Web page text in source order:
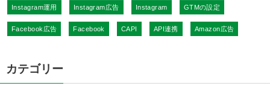
Instagram運用 Instagram広告 Instagram GTMの設定
Facebook広告 Facebook CAPI API連携 Amazon広告
カテゴリー